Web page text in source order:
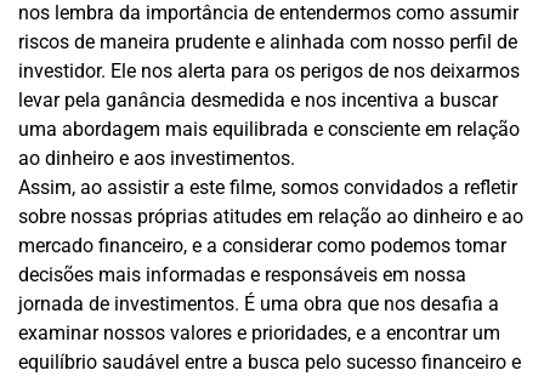
nos lembra da importância de entendermos como assumir
riscos de maneira prudente e alinhada com nosso perfil de
investidor. Ele nos alerta para os perigos de nos deixarmos
levar pela ganância desmedida e nos incentiva a buscar
uma abordagem mais equilibrada e consciente em relação
ao dinheiro e aos investimentos.
Assim, ao assistir a este filme, somos convidados a refletir
sobre nossas próprias atitudes em relação ao dinheiro e ao
mercado financeiro, e a considerar como podemos tomar
decisões mais informadas e responsáveis em nossa
jornada de investimentos. É uma obra que nos desafia a
examinar nossos valores e prioridades, e a encontrar um
equilíbrio saudável entre a busca pelo sucesso financeiro e